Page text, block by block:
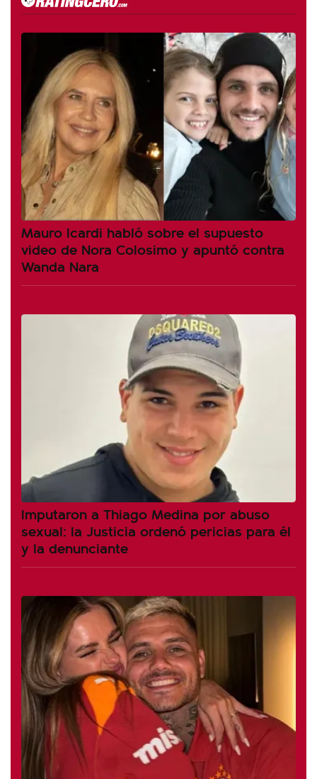
Mauro Icardi habló sobre el supuesto
video de Nora Colosimo y apuntó contra
Wanda Nara
Imputaron a Thiago Medina por abuso
sexual: la Justicia ordenó pericias para él
y la denunciante